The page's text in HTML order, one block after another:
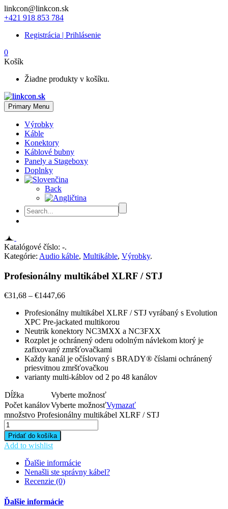
linkcon@linkcon.sk
+421 918 853 784
Registrácia | Prihlásenie
0
Košík
Žiadne produkty v košíku.
Primary Menu
Výrobky
Káble
Konektory
Káblové bubny
Panely a Stageboxy
Doplnky
Back
Katalógové číslo: -.
Kategórie: Audio káble, Multikáble, Výrobky.
Profesionálny multikábel XLRF / STJ
€31,68 – €1447,66
Profesionálny multikábel XLRF / STJ vyrábaný s Evolution
XPC Pre-jackated multikorou
Neutrik konektory NC3MXX a NC3FXX
Rozplet je ochránený oderu odolným návlekom ktorý je
zafixovaný zmršťovačkami
Každy kanál je očíslovaný s BRADY® číslami ochránený
priesvitnou zmršťovačkou
varianty multi-káblov od 2 po 48 kanálov
Dĺžka
Vyberte možnosť
Počet kanálovVyberte možnosťVymazať
množstvo Profesionálny multikábel XLRF / STJ
Pridať do košíka
Add to wishlist
Ďalšie informácie
Nenašli ste správny kábel?
Recenzie (0)
Ďalšie informácie